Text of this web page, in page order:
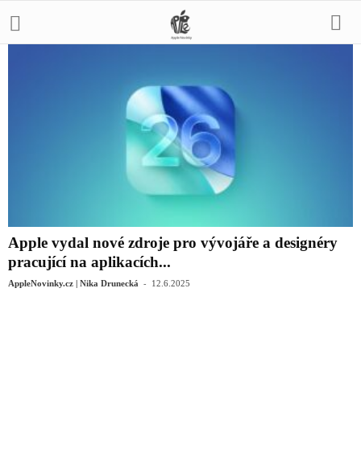
Apple vydal nové zdroje pro vývojáře a designéry
pracující na aplikacích...
AppleNovinky.cz | Nika Drunecká - 12.6.2025